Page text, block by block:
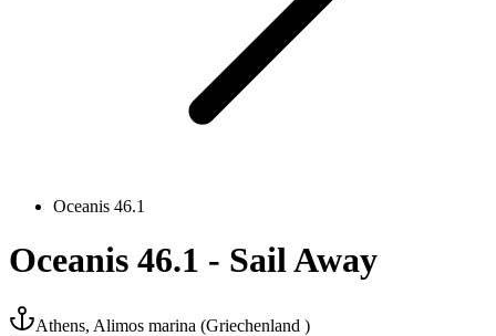
Oceanis 46.1
Oceanis 46.1 - Sail Away
Athens, Alimos marina (Griechenland )